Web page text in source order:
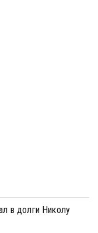
в долги Николу